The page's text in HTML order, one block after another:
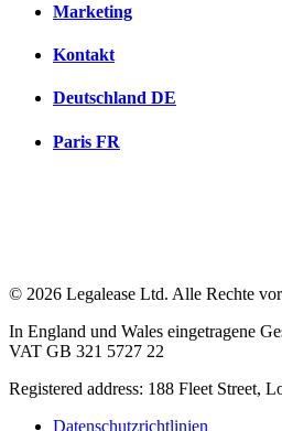
Marketing
Kontakt
Deutschland DE
Paris FR
© 2026 Legalease Ltd. Alle Rechte
In England und Wales eingetragene
VAT GB 321 5727 22
Registered address: 188 Fleet Street,
Datenschutzrichtlinien